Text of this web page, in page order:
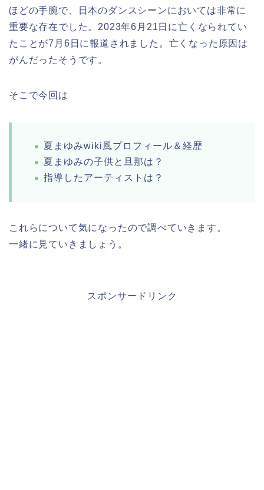
ほどの手腕で、日本のダンスシーンにおいては非常に
重要な存在でした。2023年6月21日に亡くなられてい
たことが7月6日に報道されました。亡くなった原因は
がんだったそうです。
そこで今回は
夏まゆみwiki風プロフィール＆経歴
夏まゆみの子供と旦那は？
指導したアーティストは？
これらについて気になったので調べていきます。
一緒に見ていきましょう。
スポンサードリンク